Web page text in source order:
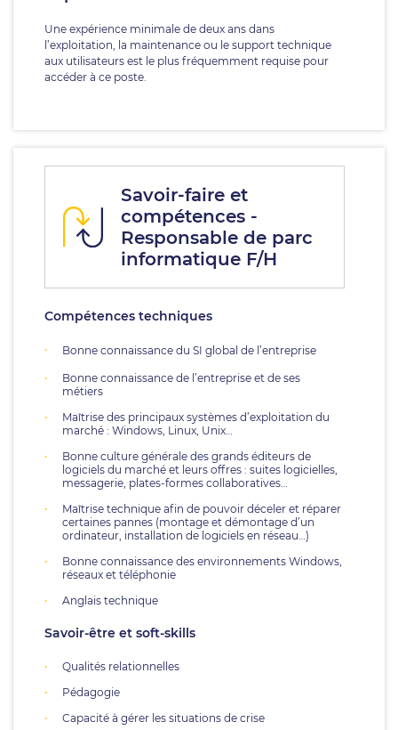
Une expérience minimale de deux ans dans
l’exploitation, la maintenance ou le support technique
aux utilisateurs est le plus fréquemment requise pour
accéder à ce poste.
Savoir-faire et
compétences -
Responsable de parc
informatique F/H
Compétences techniques
Bonne connaissance du SI global de l’entreprise
Bonne connaissance de l’entreprise et de ses
métiers
Maîtrise des principaux systèmes d’exploitation du
marché : Windows, Linux, Unix…
Bonne culture générale des grands éditeurs de
logiciels du marché et leurs offres : suites logicielles,
messagerie, plates-formes collaboratives…
Maîtrise technique afin de pouvoir déceler et réparer
certaines pannes (montage et démontage d’un
ordinateur, installation de logiciels en réseau…)
Bonne connaissance des environnements Windows,
réseaux et téléphonie
Anglais technique
Savoir-être et soft-skills
Qualités relationnelles
Pédagogie
Capacité à gérer les situations de crise